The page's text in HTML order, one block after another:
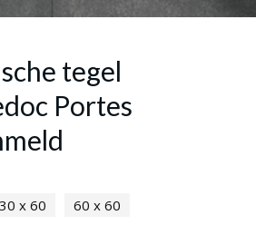
tegel
Portes
30 x 60
60 x 60